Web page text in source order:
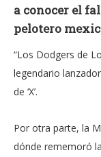
a conocer el
pelotero
“Los Dodgers de
legendario
de ‘X’.
Por otra parte, la
dónde rememoró